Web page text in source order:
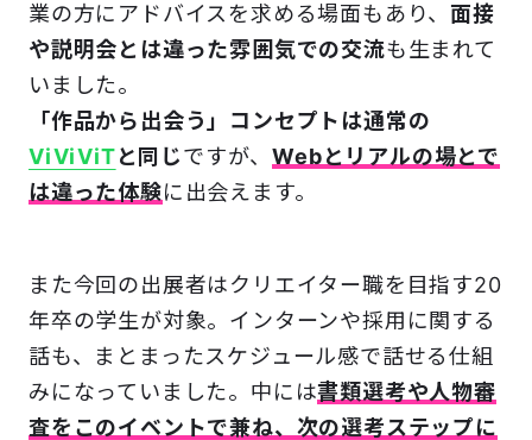
業の方にアドバイスを求める場面もあり、 面接
や説明会とは違った雰囲気での交流も生まれて
いました。
「作品から出会う」コンセプトは通常の
ViViViTと同じですが、Webとリアルの場とで
は違った体験に出会えます。
また今回の出展者はクリエイター職を目指す20
年卒の学生が対象。インターンや採用に関する
話も、まとまったスケジュール感で話せる仕組
みになっていました。中には書類選考や人物審
査をこのイベントで兼ね、次の選考ステップに